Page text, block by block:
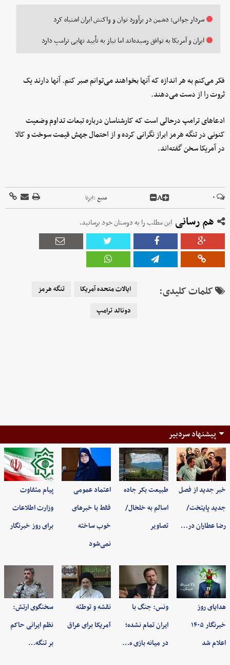
سردار جوانی: دشمن در برآورد توان و واکنش ایران اشتباه کرد
ایران و آمریکا به توافق رسیده‌اند اما نیاز به تأیید نهایی ترامپ دارد
فکر می‌کنم به هر اندازه که آنها بخواهند می‌توانم صبر کنم. آنها دارند یک
ثروت را از دست می‌دهند.
ادعاهای ترامپ درحالی است که کارشناسان درباره تبعات تداوم وضعیت
کنونی در تنگه هرمز ابراز نگرانی کرده و از احتمال جهش قیمت سوخت و کالا
در آمریکا سخن گفته‌اند.
۰ A منبع :ایرنا
هم رسانی این مطلب را به دوستان خود برسانید.
کلمات کلیدی: ایالات متحده آمریکا
تنگه هرمز
دونالد ترامپ
پیشنهاد سردبیر
خبر جدید از فصل
جدید پایتخت/
رضا عطاران در…
طبیعت بکر جاده
اسالم به خلخال/
تصاویر
اعتماد عمومی
فقط با خبرهای
خوب ساخته
نمی‌شود
پیام متفاوت
وزارت اطلاعات
برای روز خبرنگار
هدایای روز
خبرنگار ۱۴۰۵
اعلام شد
ونس: جنگ با
ایران تمام نشده؛
در میانه بازی ه…
نقشه و توطئه
آمریکا برای عراق
سخنگوی ارتش:
نظم ایرانی حاکم
بر تنگه…